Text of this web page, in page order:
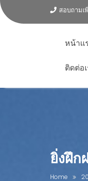
สอบถาม
หน้าแ
ติดต่อ
ยิ่งฝึก
Home